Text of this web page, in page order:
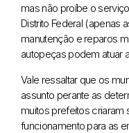
mas não proíbe o
Distrito Federal (apenas
manutenção e reparos
autopeças podem atuar
Vale ressaltar que os
assunto perante as
muitos prefeitos criaram
funcionamento para as